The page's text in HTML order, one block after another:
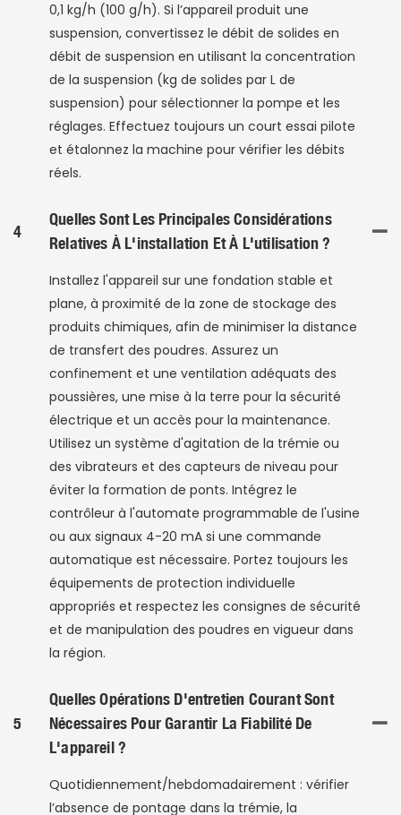
0,1 kg/h (100 g/h). Si l’appareil produit une
suspension, convertissez le débit de solides en
débit de suspension en utilisant la concentration
de la suspension (kg de solides par L de
suspension) pour sélectionner la pompe et les
réglages. Effectuez toujours un court essai pilote
et étalonnez la machine pour vérifier les débits
réels.
4
Quelles Sont Les Principales Considérations
Relatives À L'installation Et À L'utilisation ?
Installez l'appareil sur une fondation stable et
plane, à proximité de la zone de stockage des
produits chimiques, afin de minimiser la distance
de transfert des poudres. Assurez un
confinement et une ventilation adéquats des
poussières, une mise à la terre pour la sécurité
électrique et un accès pour la maintenance.
Utilisez un système d'agitation de la trémie ou
des vibrateurs et des capteurs de niveau pour
éviter la formation de ponts. Intégrez le
contrôleur à l'automate programmable de l'usine
ou aux signaux 4-20 mA si une commande
automatique est nécessaire. Portez toujours les
équipements de protection individuelle
appropriés et respectez les consignes de sécurité
et de manipulation des poudres en vigueur dans
la région.
5
Quelles Opérations D'entretien Courant Sont
Nécessaires Pour Garantir La Fiabilité De
L'appareil ?
Quotidiennement/hebdomadairement : vérifier
l’absence de pontage dans la trémie, la